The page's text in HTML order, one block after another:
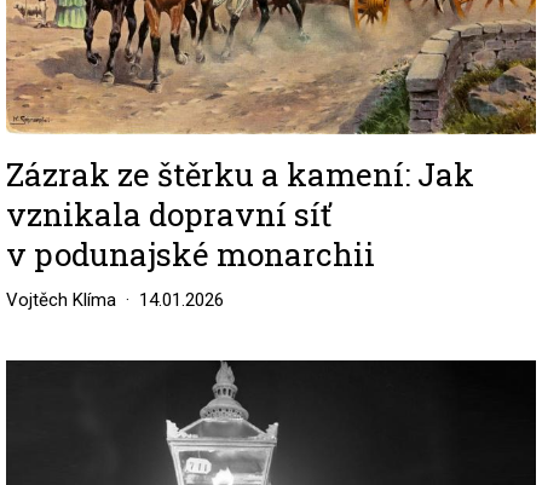
Zázrak ze štěrku a kamení: Jak
vznikala dopravní síť
v podunajské monarchii
Vojtěch Klíma 14.01.2026